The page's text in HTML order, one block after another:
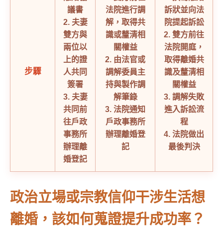
步驟
議書
2. 夫妻
雙方與
兩位以
上的證
人共同
簽署
3. 夫妻
共同前
往戶政
事務所
辦理離
婚登記
法院進行調
解，取得共
識或釐清相
關權益
2. 由法官或
調解委員主
持與製作調
解筆錄
3. 法院通知
戶政事務所
辦理離婚登
記
訴狀並向法
院提起訴訟
2. 雙方前往
法院開庭，
取得離婚共
識及釐清相
關權益
3. 調解失敗
進入訴訟流
程
4. 法院做出
最後判決
政治立場或宗教信仰干涉生活想
離婚，該如何蒐證提升成功率？